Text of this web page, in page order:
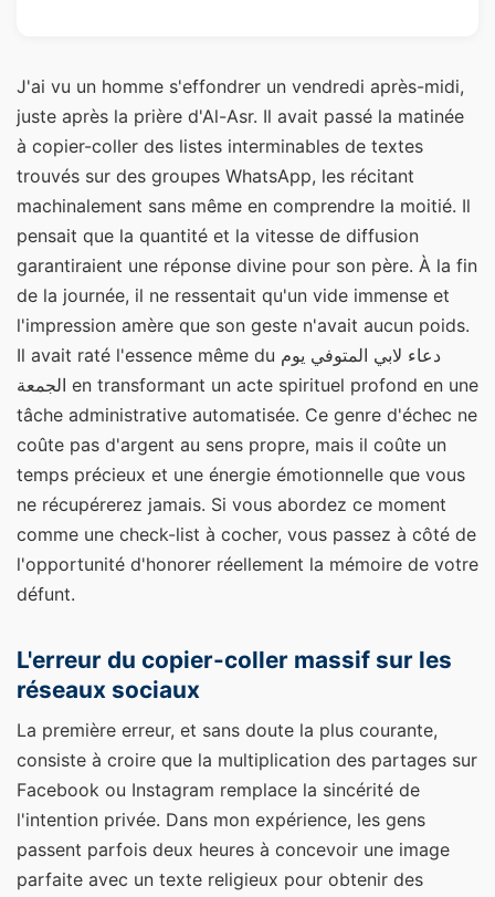
J'ai vu un homme s'effondrer un vendredi après-midi,
juste après la prière d'Al-Asr. Il avait passé la matinée
à copier-coller des listes interminables de textes
trouvés sur des groupes WhatsApp, les récitant
machinalement sans même en comprendre la moitié. Il
pensait que la quantité et la vitesse de diffusion
garantiraient une réponse divine pour son père. À la fin
de la journée, il ne ressentait qu'un vide immense et
l'impression amère que son geste n'avait aucun poids.
Il avait raté l'essence même du دعاء لابي المتوفي يوم
الجمعة en transformant un acte spirituel profond en une
tâche administrative automatisée. Ce genre d'échec ne
coûte pas d'argent au sens propre, mais il coûte un
temps précieux et une énergie émotionnelle que vous
ne récupérerez jamais. Si vous abordez ce moment
comme une check-list à cocher, vous passez à côté de
l'opportunité d'honorer réellement la mémoire de votre
défunt.
L'erreur du copier-coller massif sur les
réseaux sociaux
La première erreur, et sans doute la plus courante,
consiste à croire que la multiplication des partages sur
Facebook ou Instagram remplace la sincérité de
l'intention privée. Dans mon expérience, les gens
passent parfois deux heures à concevoir une image
parfaite avec un texte religieux pour obtenir des